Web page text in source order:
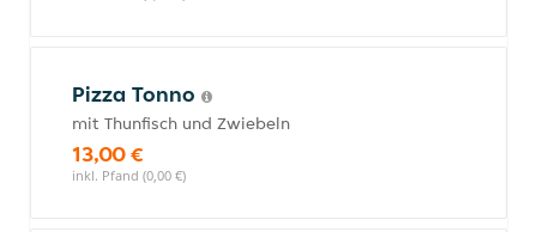
Pizza Tonno
mit Thunfisch und Zwiebeln
13,00 €
inkl. Pfand (0,00 €)